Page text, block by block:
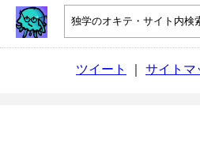
ツイート サイトマ